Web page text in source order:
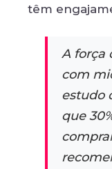
têm
A força
com
estudo
que